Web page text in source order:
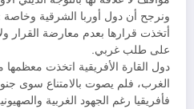
ونرجح أن دول أوربا الشرقية وخاصة :
أتخذت قرارها بعدم معارضة القرار ولا
على طلب غربي.
دول القارة الأفريقية اتخذت معظمها
الغرب، فلم يصوت بالامتناع سوى
فأفريقيا رغم الجهود الغربية